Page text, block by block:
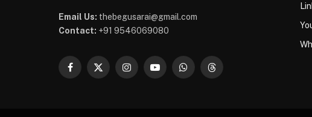
Email Us: thebegusarai@gmail.com
Contact: +91 9546069080
Facebook
X
InstagramYouTubeWhatsAppThreads